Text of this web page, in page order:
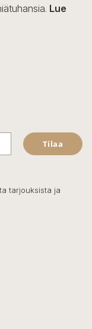
Lue
Tilaa
tarjouksista ja